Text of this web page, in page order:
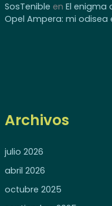
SosTenible en El enigma
Opel Ampera: mi
Archivos
julio 2026
abril 2026
octubre 2025